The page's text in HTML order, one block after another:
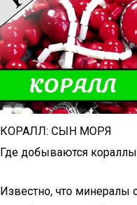
КОРАЛЛ: СЫН МОРЯ
Где добываются кораллы
Известно, что минералы